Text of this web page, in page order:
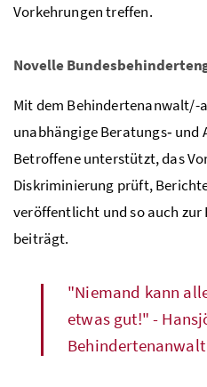
Vorkehrungen treffen.
Novelle
Mit dem Behindertenanwalt/-
unabhängige Beratungs‑ und
Betroffene unterstützt, das
Diskriminierung prüft,
veröffentlicht und so auch zur
beiträgt.
"Niemand kann
etwas gut!" -
Behindertenanwalt